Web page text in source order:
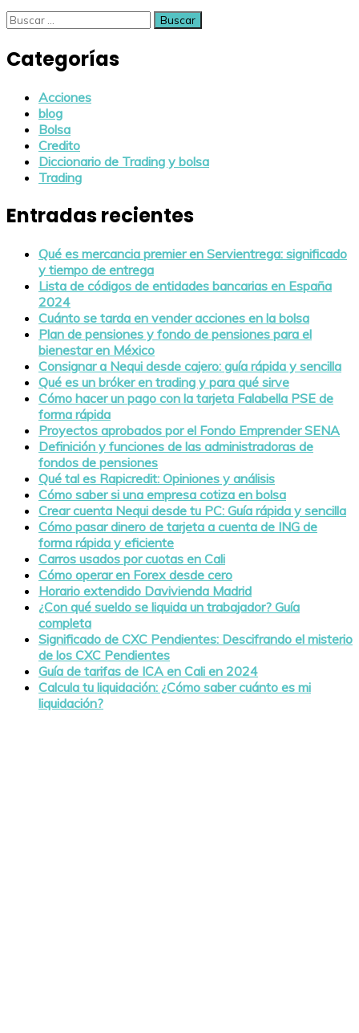
Buscar:
Categorías
Acciones
blog
Bolsa
Credito
Diccionario de Trading y bolsa
Trading
Entradas recientes
Qué es mercancia premier en Servientrega: significado
y tiempo de entrega
Lista de códigos de entidades bancarias en España
2024
Cuánto se tarda en vender acciones en la bolsa
Plan de pensiones y fondo de pensiones para el
bienestar en México
Consignar a Nequi desde cajero: guía rápida y sencilla
Qué es un bróker en trading y para qué sirve
Cómo hacer un pago con la tarjeta Falabella PSE de
forma rápida
Proyectos aprobados por el Fondo Emprender SENA
Definición y funciones de las administradoras de
fondos de pensiones
Qué tal es Rapicredit: Opiniones y análisis
Cómo saber si una empresa cotiza en bolsa
Crear cuenta Nequi desde tu PC: Guía rápida y sencilla
Cómo pasar dinero de tarjeta a cuenta de ING de
forma rápida y eficiente
Carros usados por cuotas en Cali
Cómo operar en Forex desde cero
Horario extendido Davivienda Madrid
¿Con qué sueldo se liquida un trabajador? Guía
completa
Significado de CXC Pendientes: Descifrando el misterio
de los CXC Pendientes
Guía de tarifas de ICA en Cali en 2024
Calcula tu liquidación: ¿Cómo saber cuánto es mi
liquidación?